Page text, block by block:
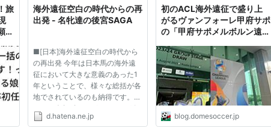
の...
旅
い
。
海外遠征空白の時代からの再
出発 - 名牝達の後宮SAGA
■[日本]海外遠征空白の時代から
の再出発 今年は日本馬の海外遠
征において大きな意義のあった1
年ということで、様々な総括が各
地でされているのも納得です。そ
こで、今年1年というよりも、敢
えて日本馬海外遠征の第2の草創
d.hatena.ne.jp
初のACL海外遠征で盛り上
がるヴァンフォーレ甲府サポ
の「甲府サポメルボルン遠
メサカブログ
blog.domesoccer.jp